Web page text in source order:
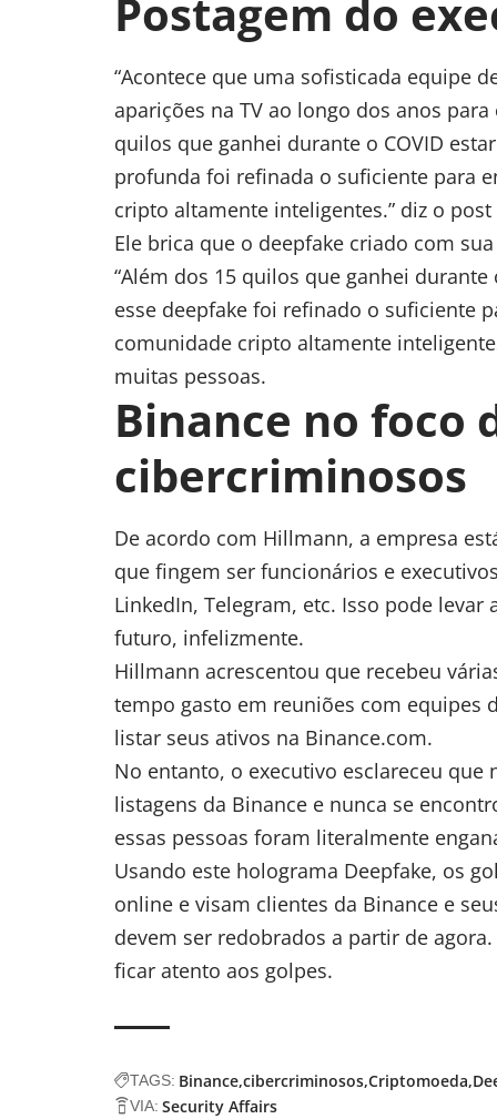
Postagem do
“Acontece que uma sofisticada equipe
aparições na TV ao longo dos anos
quilos que ganhei durante o COVID
profunda foi refinada o suficiente para
cripto altamente inteligentes.” diz o
Ele brica que o deepfake criado com
“Além dos 15 quilos que ganhei
esse deepfake foi refinado o suficiente
comunidade cripto altamente
muitas pessoas.
Binance no foco
cibercriminosos
De acordo com Hillmann, a empresa
que fingem ser funcionários e
LinkedIn, Telegram, etc. Isso pode
futuro, infelizmente.
Hillmann acrescentou que recebeu
tempo gasto em reuniões com equipes
listar seus ativos na Binance.com.
No entanto, o executivo esclareceu
listagens da Binance e nunca se
essas pessoas foram literalmente
Usando este holograma Deepfake, os
online e visam clientes da Binance e
devem ser redobrados a partir de
ficar atento aos golpes.
TAGS: Binance cibercriminosos Criptomoeda
VIA: Security Affairs